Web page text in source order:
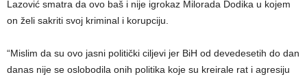
Lazović smatra da ovo baš i nije igrokaz Milorada Dodika u kojem
on želi sakriti svoj kriminal i korupciju.
“Mislim da su ovo jasni politički ciljevi jer BiH od devedesetih do dan
danas nije se oslobodila onih politika koje su kreirale rat i agresiju